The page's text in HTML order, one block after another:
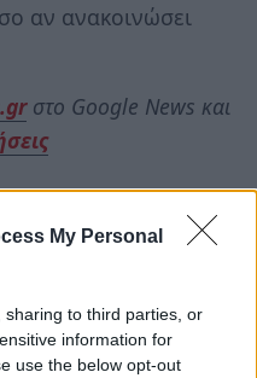
My Personal
to third parties, or
information for
use the below opt-out
αν ανακοινώσει
στο Google News και